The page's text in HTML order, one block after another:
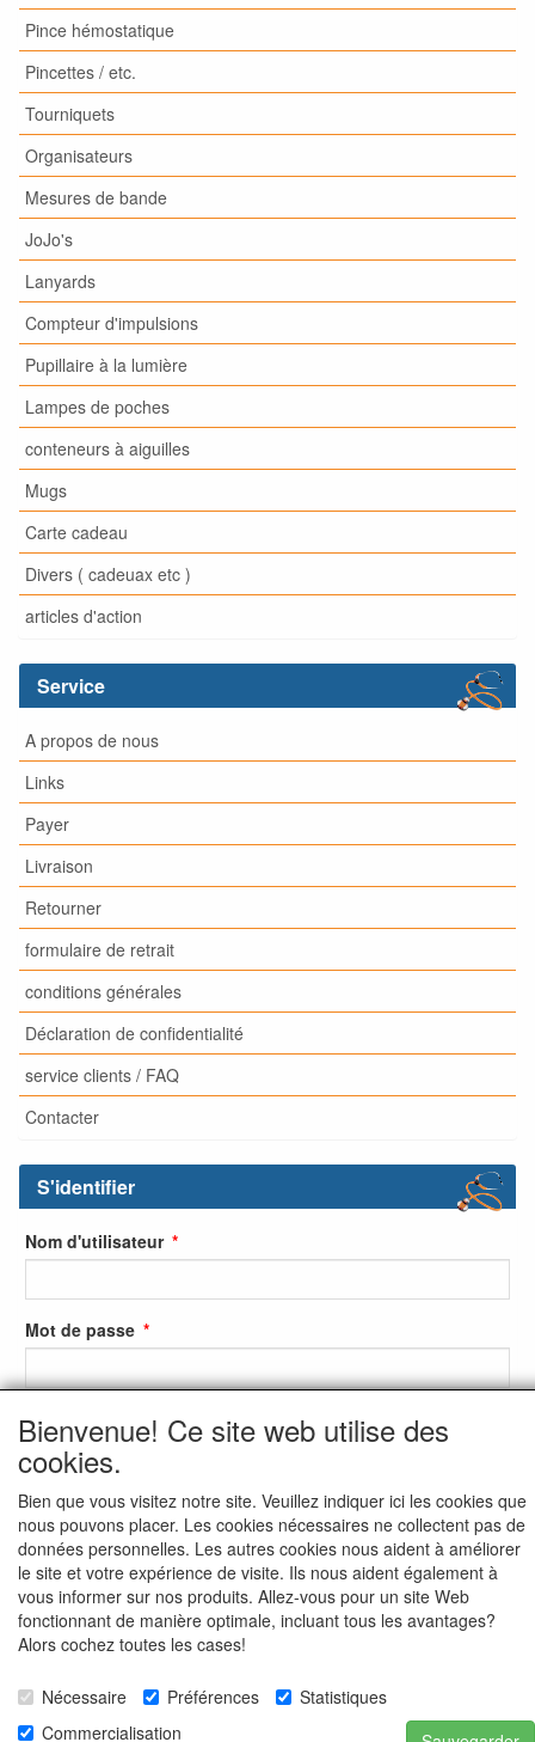
Pince hémostatique
Pincettes / etc.
Tourniquets
Organisateurs
Mesures de bande
JoJo's
Lanyards
Compteur d'impulsions
Pupillaire à la lumière
Lampes de poches
conteneurs à aiguilles
Mugs
Carte cadeau
Divers ( cadeuax etc )
articles d'action
Service
A propos de nous
Links
Payer
Livraison
Retourner
formulaire de retrait
conditions générales
Déclaration de confidentialité
service clients / FAQ
Contacter
S'identifier
Nom d'utilisateur
Mot de passe
S'identifier
S'inscrire
Mot de passe oublié ?
Bienvenue! Ce site web utilise des
cookies.
Bien que vous visitez notre site. Veuillez indiquer ici les cookies que
nous pouvons placer. Les cookies nécessaires ne collectent pas de
données personnelles. Les autres cookies nous aident à améliorer
le site et votre expérience de visite. Ils nous aident également à
vous informer sur nos produits. Allez-vous pour un site Web
fonctionnant de manière optimale, incluant tous les avantages?
Alors cochez toutes les cases!
Nécessaire Préférences
Statistiques
Commercialisation